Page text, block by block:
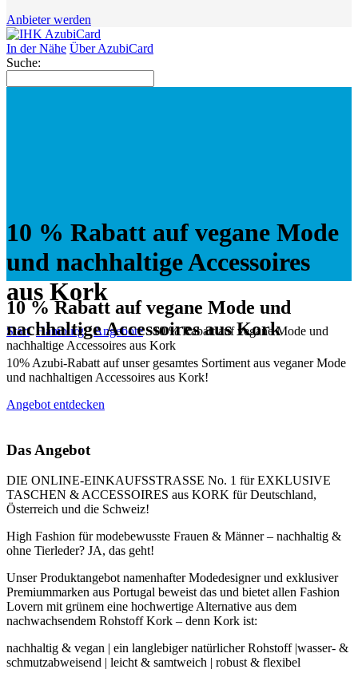
Anbieter werden
In der Nähe Über AzubiCard
Suche:
10 % Rabatt auf vegane Mode
und nachhaltige Accessoires
aus Kork
Start Hamburg Angebote
10 % Rabatt auf vegane Mode und
nachhaltige Accessoires aus Kork
10 % Rabatt auf vegane Mode und
nachhaltige Accessoires aus Kork
10% Azubi-Rabatt auf unser gesamtes Sortiment aus veganer Mode
und nachhaltigen Accessoires aus Kork!
Angebot entdecken
Das Angebot
DIE ONLINE-EINKAUFSSTRASSE No. 1 für EXKLUSIVE
TASCHEN & ACCESSOIRES aus KORK für Deutschland,
Österreich und die Schweiz!
High Fashion für modebewusste Frauen & Männer – nachhaltig &
ohne Tierleder? JA, das geht!
Unser Produktangebot namenhafter Modedesigner und exklusiver
Premiummarken aus Portugal beweist das und bietet allen Fashion
Lovern mit grünem eine hochwertige Alternative aus dem
nachwachsendem Rohstoff Kork – denn Kork ist:
nachhaltig & vegan | ein langlebiger natürlicher Rohstoff |wasser- &
schmutzabweisend | leicht & samtweich | robust & flexibel